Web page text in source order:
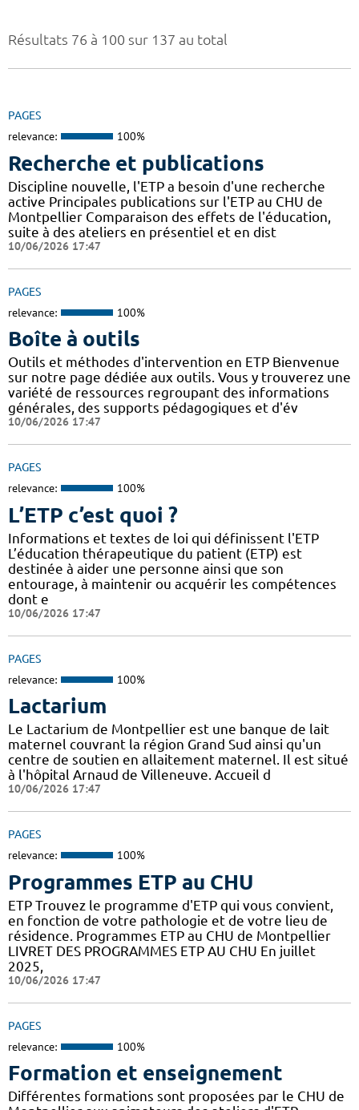
Résultats 76 à 100 sur 137 au total
PAGES
relevance: 100%
Recherche et publications
Discipline nouvelle, l'ETP a besoin d'une recherche
active Principales publications sur l'ETP au CHU de
Montpellier Comparaison des effets de l'éducation,
suite à des ateliers en présentiel et en dist
10/06/2026 17:47
PAGES
relevance: 100%
Boîte à outils
Outils et méthodes d'intervention en ETP Bienvenue
sur notre page dédiée aux outils. Vous y trouverez une
variété de ressources regroupant des informations
générales, des supports pédagogiques et d'év
10/06/2026 17:47
PAGES
relevance: 100%
L’ETP c’est quoi ?
Informations et textes de loi qui définissent l'ETP
L’éducation thérapeutique du patient (ETP) est
destinée à aider une personne ainsi que son
entourage, à maintenir ou acquérir les compétences
dont e
10/06/2026 17:47
PAGES
relevance: 100%
Lactarium
Le Lactarium de Montpellier est une banque de lait
maternel couvrant la région Grand Sud ainsi qu'un
centre de soutien en allaitement maternel. Il est situé
à l'hôpital Arnaud de Villeneuve. Accueil d
10/06/2026 17:47
PAGES
relevance: 100%
Programmes ETP au CHU
ETP Trouvez le programme d'ETP qui vous convient,
en fonction de votre pathologie et de votre lieu de
résidence. Programmes ETP au CHU de Montpellier
LIVRET DES PROGRAMMES ETP AU CHU En juillet
2025,
10/06/2026 17:47
PAGES
relevance: 100%
Formation et enseignement
Différentes formations sont proposées par le CHU de